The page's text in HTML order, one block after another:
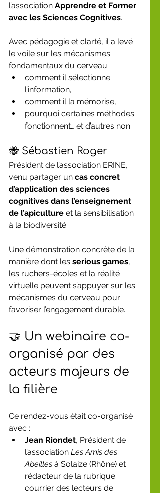
l’association Apprendre et Former
avec les Sciences Cognitives.
Avec pédagogie et clarté, il a levé
le voile sur les mécanismes
fondamentaux du cerveau :
comment il sélectionne
l’information,
comment il la mémorise,
pourquoi certaines méthodes
fonctionnent… et d’autres non.
🐝 Sébastien Roger
Président de l’association ERINE,
venu partager un cas concret
d’application des sciences
cognitives dans l’enseignement
de l’apiculture et la sensibilisation
à la biodiversité.
Une démonstration concrète de la
manière dont les serious games,
les ruchers-écoles et la réalité
virtuelle peuvent s’appuyer sur les
mécanismes du cerveau pour
favoriser l’engagement durable.
🤝 Un webinaire co-
organisé par des
acteurs majeurs de
la filière
Ce rendez-vous était co-organisé
avec :
Jean Riondet, Président de
l’association Les Amis des
Abeilles à Solaize (Rhône) et
rédacteur de la rubrique
courrier des lecteurs de